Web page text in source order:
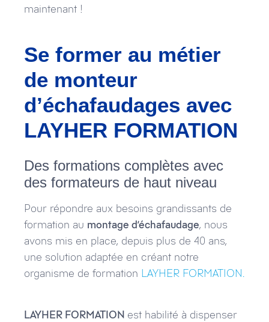
maintenant !
Se former au métier
de monteur
d’échafaudages avec
LAYHER FORMATION
Des formations complètes avec
des formateurs de haut niveau
Pour répondre aux besoins grandissants de
formation au montage d’échafaudage, nous
avons mis en place, depuis plus de 40 ans,
une solution adaptée en créant notre
organisme de formation LAYHER FORMATION.
LAYHER FORMATION est habilité à dispenser